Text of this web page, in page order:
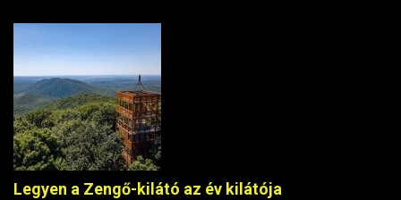
Legyen a Zengő-kilátó az év kilátója